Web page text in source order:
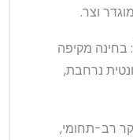
וצר.
: בחינה מקיפה
נרחבת,
רב-תחומי,